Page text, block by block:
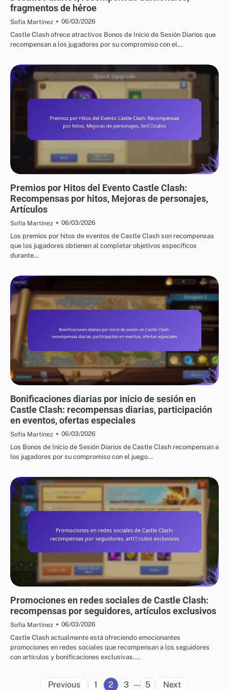
fragmentos de héroe
Sofía Martínez
06/03/2026
Castle Clash ofrece atractivos Bonos de Inicio de Sesión Diarios que
recompensan a los jugadores por su compromiso con el…
Premios por Hitos del Evento Castle Clash:
Recompensas por hitos, Mejoras de personajes,
Artículos
Sofía Martínez
06/03/2026
Los premios por hitos de eventos de Castle Clash son recompensas
que los jugadores obtienen al completar objetivos específicos
durante…
Bonificaciones diarias por inicio de sesión en
Castle Clash: recompensas diarias, participación
en eventos, ofertas especiales
Sofía Martínez
06/03/2026
Los Bonos de Inicio de Sesión Diarios de Castle Clash recompensan a
los jugadores por su compromiso con el juego…
Promociones en redes sociales de Castle Clash:
recompensas por seguidores, artículos exclusivos
Sofía Martínez
06/03/2026
Castle Clash actualmente está ofreciendo emocionantes
promociones en redes sociales que recompensan a los seguidores
con artículos y bonificaciones exclusivas.…
Posts
Previous 1 2 3 … 5 Next